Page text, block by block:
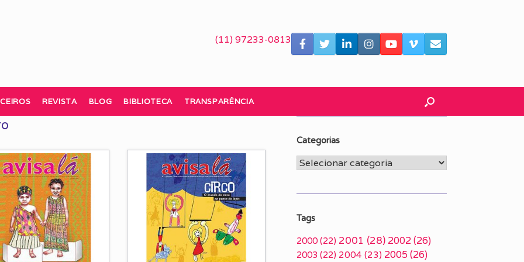
(11) 97233-0813
REVISTA BLOG BIBLIOTECA TRANSPARÊNCIA
Categorias
Categorias
Tags
2000 (22) 2001 (28) 2002(26)
2003 (22) 2004 (23) 2005 (26)